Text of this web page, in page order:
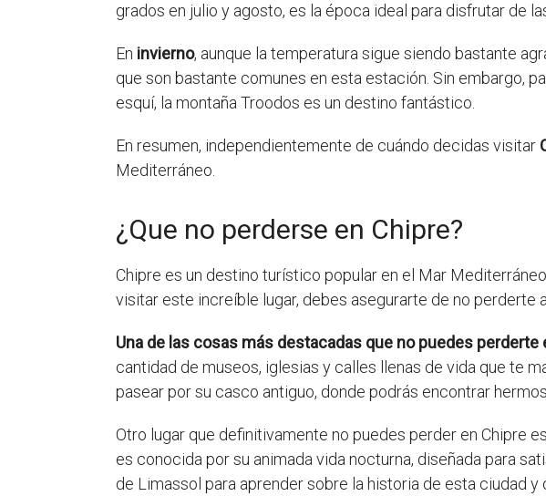
grados en julio y agosto, es la época ideal para disfrutar de
En invierno, aunque la temperatura sigue siendo bastante
que son bastante comunes en esta estación. Sin embargo,
esquí, la montaña Troodos es un destino fantástico.
En resumen, independientemente de cuándo decidas visitar
Mediterráneo.
¿Que no perderse en Chipre?
Chipre es un destino turístico popular en el Mar
visitar este increíble lugar, debes asegurarte de no perderte
Una de las cosas más destacadas que no puedes perderte
cantidad de museos, iglesias y calles llenas de vida que te
pasear por su casco antiguo, donde podrás encontrar
Otro lugar que definitivamente no puedes perder en Chipre
es conocida por su animada vida nocturna, diseñada para
de Limassol para aprender sobre la historia de esta ciudad